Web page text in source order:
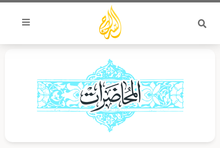
تخطي
المحتوى